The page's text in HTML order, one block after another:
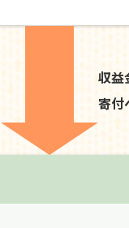
収益
寄付